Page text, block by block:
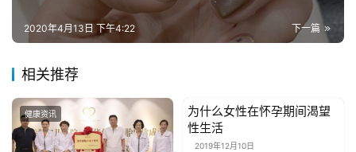
下一篇
2020年4月13日 下午4:22
相关推荐
健康资讯 健康资讯
为什么女性在怀孕期间渴望
性生活
2019年12月10日